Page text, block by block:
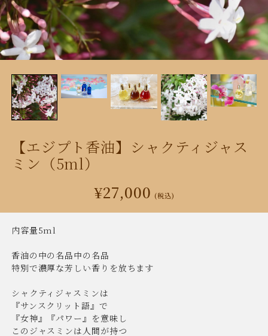
【エジプト香油】シャクティジャス
ミン（5ml）
¥27,000 (税込)
内容量5ml
香油の中の名品中の名品
特別で濃厚な芳しい香りを放ちます
シャクティジャスミンは
『サンスクリット語』で
『女神』『パワー』を意味し
このジャスミンは人間が持つ